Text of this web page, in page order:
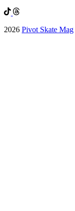
2026 Pivot Skate Mag